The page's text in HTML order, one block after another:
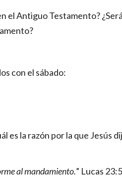
Antiguo Testamento?
con el sábado:
es la razón por la que Jesús
al mandamiento.” Lucas